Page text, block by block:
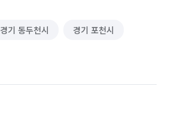
경기 동두천시 경기 포천시